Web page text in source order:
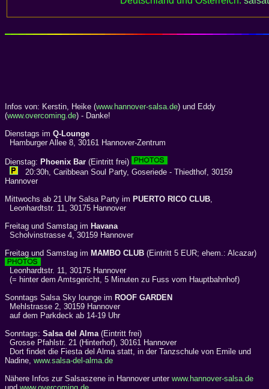
Infos von: Kerstin, Heike (www.hannover-salsa.de) und Eddy
(www.overcoming.de) - Danke!
Dienstags im Q-Lounge
Hamburger Allee 8, 30161 Hannover-Zentrum
Dienstag: Phoenix Bar (Eintritt frei)
20:30h, Caribbean Soul Party, Goseriede - Thiedthof, 30159
Hannover
Mittwochs ab 21 Uhr Salsa Party im PUERTO RICO CLUB,
Leonhardtstr. 11, 30175 Hannover
Freitag und Samstag im Havana
Scholvinstrasse 4, 30159 Hannover
Freitag und Samstag im MAMBO CLUB (Eintritt 5 EUR; ehem.: Alcazar)
Leonhardtstr. 11, 30175 Hannover
(= hinter dem Amtsgericht, 5 Minuten zu Fuss vom Hauptbahnhof)
Sonntags Salsa Sky lounge im ROOF GARDEN
Mehlstrasse 2, 30159 Hannover
auf dem Parkdeck ab 14-19 Uhr
Sonntags: Salsa del Alma(Eintritt frei)
Grosse Pfahlstr. 21 (Hinterhof), 30161 Hannover
Dort findet die Fiesta del Alma statt, in der Tanzschule von Emile und
Nadine, www.salsa-del-alma.de
Nähere Infos zur Salsaszene in Hannover unter www.hannover-salsa.de